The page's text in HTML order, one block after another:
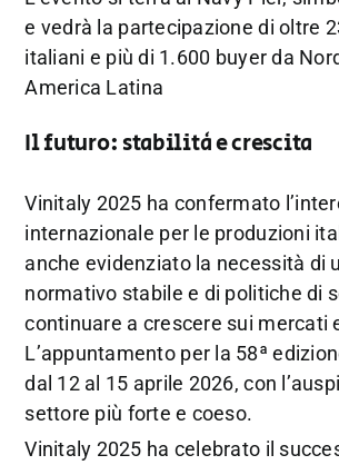
e vedrà la partecipazionedioltre
italiani e piùdi 1.600 buyerda
America Latina
Ilfuturo:stabilitàecrescita
Vinitaly 2025 ha confermato
internazionale per le produzioni
anche evidenziato la necessità di
normativo stabilee di politichedi
continuare a crescere sui mercati
L’appuntamento per la 58ª
dal 12 al 15 aprile 2026,con
settore più fortee coeso.
Vinitaly 2025 ha celebrato il